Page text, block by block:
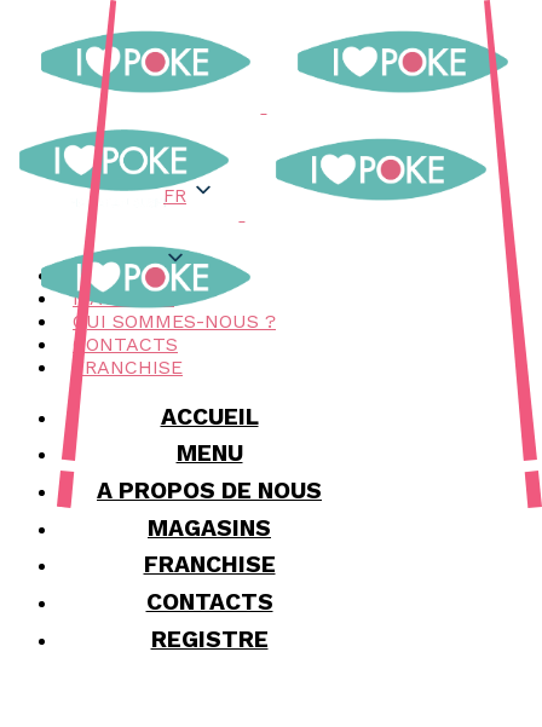
FR
MENU
MAGASINS
QUI SOMMES-NOUS ?
CONTACTS
FRANCHISE
ACCUEIL
MENU
A PROPOS DE NOUS
MAGASINS
FRANCHISE
CONTACTS
REGISTRE